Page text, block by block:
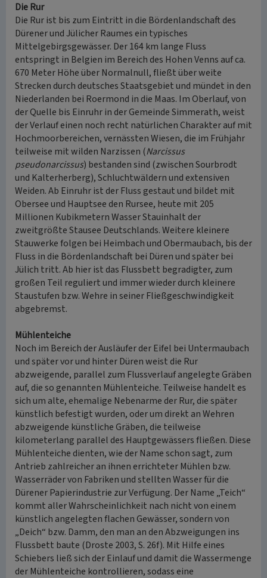
Die Rur
Die Rur ist bis zum Eintritt in die Bördenlandschaft des
Dürener und Jülicher Raumes ein typisches
Mittelgebirgsgewässer. Der 164 km lange Fluss
entspringt in Belgien im Bereich des Hohen Venns auf ca.
670 Meter Höhe über Normalnull, fließt über weite
Strecken durch deutsches Staatsgebiet und mündet in den
Niederlanden bei Roermond in die Maas. Im Oberlauf, von
der Quelle bis Einruhr in der Gemeinde Simmerath, weist
der Verlauf einen noch recht natürlichen Charakter auf mit
Hochmoorbereichen, vernässten Wiesen, die im Frühjahr
teilweise mit wilden Narzissen (Narcissus
pseudonarcissus) bestanden sind (zwischen Sourbrodt
und Kalterherberg), Schluchtwäldern und extensiven
Weiden. Ab Einruhr ist der Fluss gestaut und bildet mit
Obersee und Hauptsee den Rursee, heute mit 205
Millionen Kubikmetern Wasser Stauinhalt der
zweitgrößte Stausee Deutschlands. Weitere kleinere
Stauwerke folgen bei Heimbach und Obermaubach, bis der
Fluss in die Bördenlandschaft bei Düren und später bei
Jülich tritt. Ab hier ist das Flussbett begradigter, zum
großen Teil reguliert und immer wieder durch kleinere
Staustufen bzw. Wehre in seiner Fließgeschwindigkeit
abgebremst.
Mühlenteiche
Noch im Bereich der Ausläufer der Eifel bei Untermaubach
und später vor und hinter Düren weist die Rur
abzweigende, parallel zum Flussverlauf angelegte Gräben
auf, die so genannten Mühlenteiche. Teilweise handelt es
sich um alte, ehemalige Nebenarme der Rur, die später
künstlich befestigt wurden, oder um direkt an Wehren
abzweigende künstliche Gräben, die teilweise
kilometerlang parallel des Hauptgewässers fließen. Diese
Mühlenteiche dienten, wie der Name schon sagt, zum
Antrieb zahlreicher an ihnen errichteter Mühlen bzw.
Wasserräder von Fabriken und stellten Wasser für die
Dürener Papierindustrie zur Verfügung. Der Name „Teich“
kommt aller Wahrscheinlichkeit nach nicht von einem
künstlich angelegten flachen Gewässer, sondern von
„Deich“ bzw. Damm, den man an den Abzweigungen ins
Flussbett baute (Droste 2003, S. 26f). Mit Hilfe eines
Schiebers ließ sich der Einlauf und damit die Wassermenge
der Mühlenteiche kontrollieren, sodass eine